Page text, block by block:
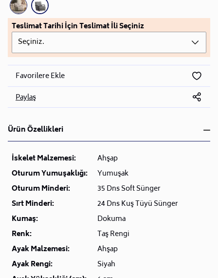
Teslimat Tarihi İçin Teslimat İli Seçiniz
Seçiniz.
Favorilere Ekle
Paylaş
Ürün Özellikleri
İskelet Malzemesi:
Ahşap
Oturum Yumuşaklığı:
Yumuşak
Oturum Minderi:
35 Dns Soft Sünger
Sırt Minderi:
24 Dns Kuş Tüyü Sünger
Kumaş:
Dokuma
Renk:
Taş Rengi
Ayak Malzemesi:
Ahşap
Ayak Rengi:
Siyah